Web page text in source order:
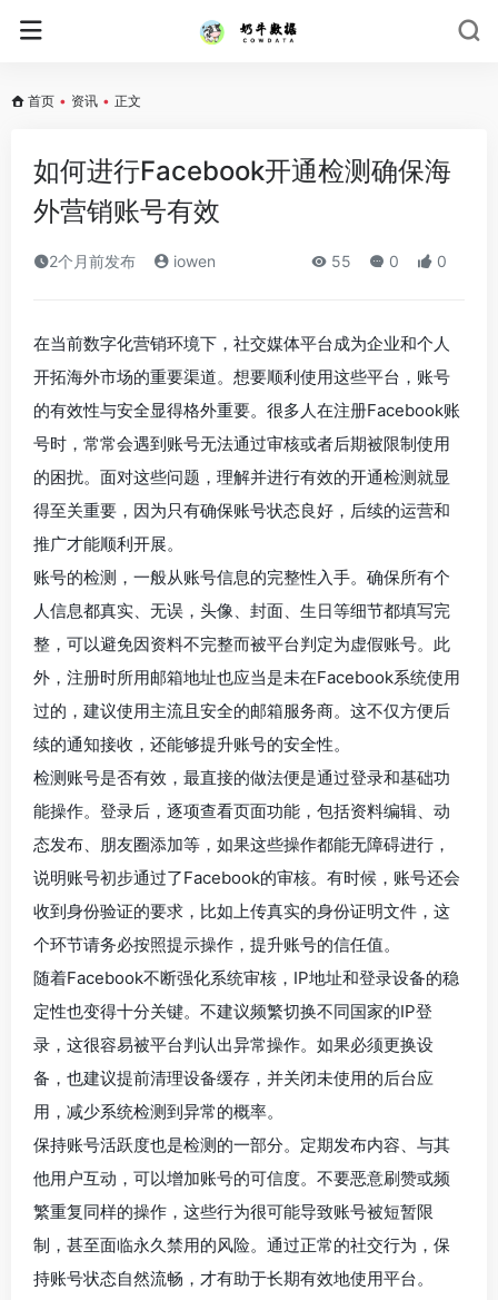
首页 • 资讯 • 正文
如何进行Facebook开通检测确保海
外营销账号有效
2个月前发布 iowen 55 0 0
在当前数字化营销环境下，社交媒体平台成为企业和个人
开拓海外市场的重要渠道。想要顺利使用这些平台，账号
的有效性与安全显得格外重要。很多人在注册Facebook账
号时，常常会遇到账号无法通过审核或者后期被限制使用
的困扰。面对这些问题，理解并进行有效的开通检测就显
得至关重要，因为只有确保账号状态良好，后续的运营和
推广才能顺利开展。
账号的检测，一般从账号信息的完整性入手。确保所有个
人信息都真实、无误，头像、封面、生日等细节都填写完
整，可以避免因资料不完整而被平台判定为虚假账号。此
外，注册时所用邮箱地址也应当是未在Facebook系统使用
过的，建议使用主流且安全的邮箱服务商。这不仅方便后
续的通知接收，还能够提升账号的安全性。
检测账号是否有效，最直接的做法便是通过登录和基础功
能操作。登录后，逐项查看页面功能，包括资料编辑、动
态发布、朋友圈添加等，如果这些操作都能无障碍进行，
说明账号初步通过了Facebook的审核。有时候，账号还会
收到身份验证的要求，比如上传真实的身份证明文件，这
个环节请务必按照提示操作，提升账号的信任值。
随着Facebook不断强化系统审核，IP地址和登录设备的稳
定性也变得十分关键。不建议频繁切换不同国家的IP登
录，这很容易被平台判认出异常操作。如果必须更换设
备，也建议提前清理设备缓存，并关闭未使用的后台应
用，减少系统检测到异常的概率。
保持账号活跃度也是检测的一部分。定期发布内容、与其
他用户互动，可以增加账号的可信度。不要恶意刷赞或频
繁重复同样的操作，这些行为很可能导致账号被短暂限
制，甚至面临永久禁用的风险。通过正常的社交行为，保
持账号状态自然流畅，才有助于长期有效地使用平台。